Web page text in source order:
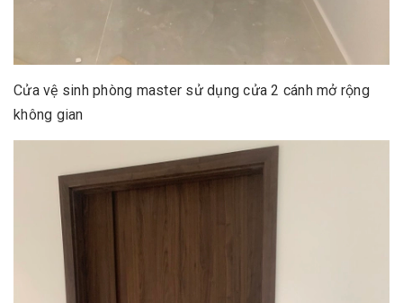
Cửa vệ sinh phòng master sử dụng cửa 2 cánh mở rộng
không gian